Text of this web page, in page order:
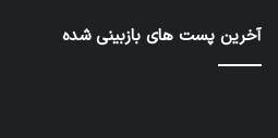
آخرین پست های بازبینی شده